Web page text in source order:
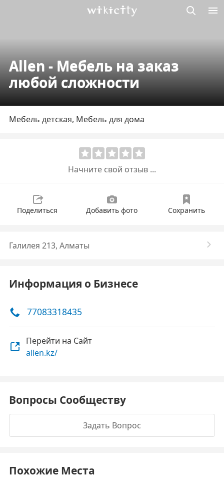
Allen - Мебель на заказ
любой сложности
Мебель детская, Мебель для дома
Начните свой отзыв ...
Поделиться Добавить фото Сохранить
Галилея 213, Алматы
Информация о Бизнесе
77083318435
Перейти на Сайт
allen.kz/
Вопросы Сообществу
Задать Вопрос
Похожие Места